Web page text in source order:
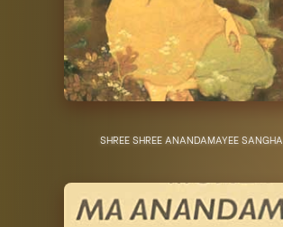
SHREE SHREE ANANDAMAYEE SANGHA